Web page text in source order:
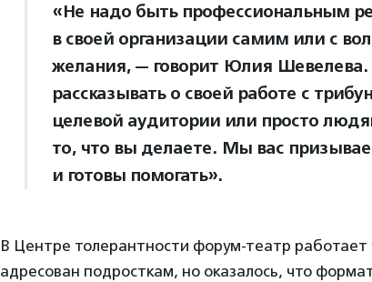
«Не надо быть профессиональным
в своей организации самим или с
желания, — говорит Юлия
рассказывать о своей работе с
целевой аудитории или просто
то, что вы делаете. Мы вас
и готовы помогать».
В Центре толерантности форум-театр работает
адресован подросткам, но оказалось, что